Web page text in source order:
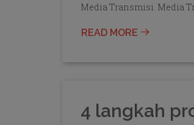
Media Transmisi. Media
READ MORE
4 langkah